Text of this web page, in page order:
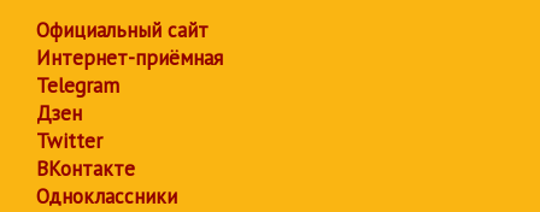
Официальный сайт
Интернет-приёмная
Telegram
Дзен
Twitter
ВКонтакте
Одноклассники